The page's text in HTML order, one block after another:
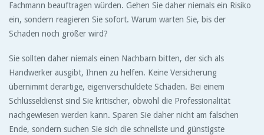
Fachmann beauftragen würden. Gehen Sie daher niemals ein Risiko
ein, sondern reagieren Sie sofort. Warum warten Sie, bis der
Schaden noch größer wird?
Sie sollten daher niemals einen Nachbarn bitten, der sich als
Handwerker ausgibt, Ihnen zu helfen. Keine Versicherung
übernimmt derartige, eigenverschuldete Schäden. Bei einem
Schlüsseldienst sind Sie kritischer, obwohl die Professionalität
nachgewiesen werden kann. Sparen Sie daher nicht am falschen
Ende, sondern suchen Sie sich die schnellste und günstigste